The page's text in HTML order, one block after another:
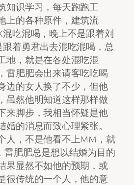
知识学习，每天跑跑工
上的各种原件，建筑流
吃混喝，晚上不是跟着刘
着勇君出去混吃混喝，总
地，就是在各处混吃混
雷肥肥会出来请客吃吃喝
边的女人换了不少，但他
虽然他明知道这样那样做
来脚步，我相当怀疑是他
婚的消息而致心理紧张。
人，不是他看不上MM，就
雷肥肥总是想以结婚为目的
果显然不如他的预期，或
很传统的一个人，他的意